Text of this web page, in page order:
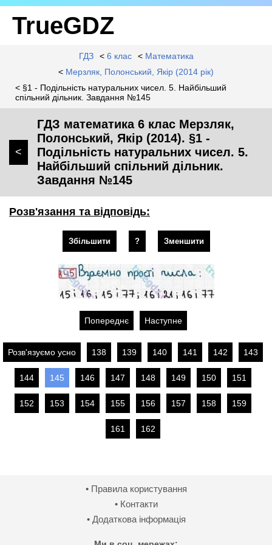
TrueGDZ
ГДЗ < 6 клас < Математика
< Мерзляк, Полонський, Якір (2014 рік)
< §1 - Подільність натуральних чисел. 5. Найбільший
спільний дільник. Завдання №145
<
ГДЗ математика 6 клас Мерзляк,
Полонський, Якір (2014). §1 -
Подільність натуральних чисел. 5.
Найбільший спільний дільник.
Завдання №145
Розв'язання та відповідь:
Збільшити ? Зменшити
Попереднє Наступне
Розв'язуємо усно 138 139 140 141 142 143
144 145 146 147 148 149 150 151
152 153 154 155 156 157 158 159
161 162
• Правила користування
• Контакти
• Додаткова інформація